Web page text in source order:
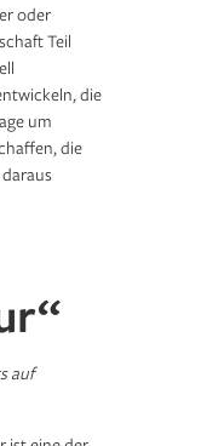
oder
Teil
die
um
die
auf